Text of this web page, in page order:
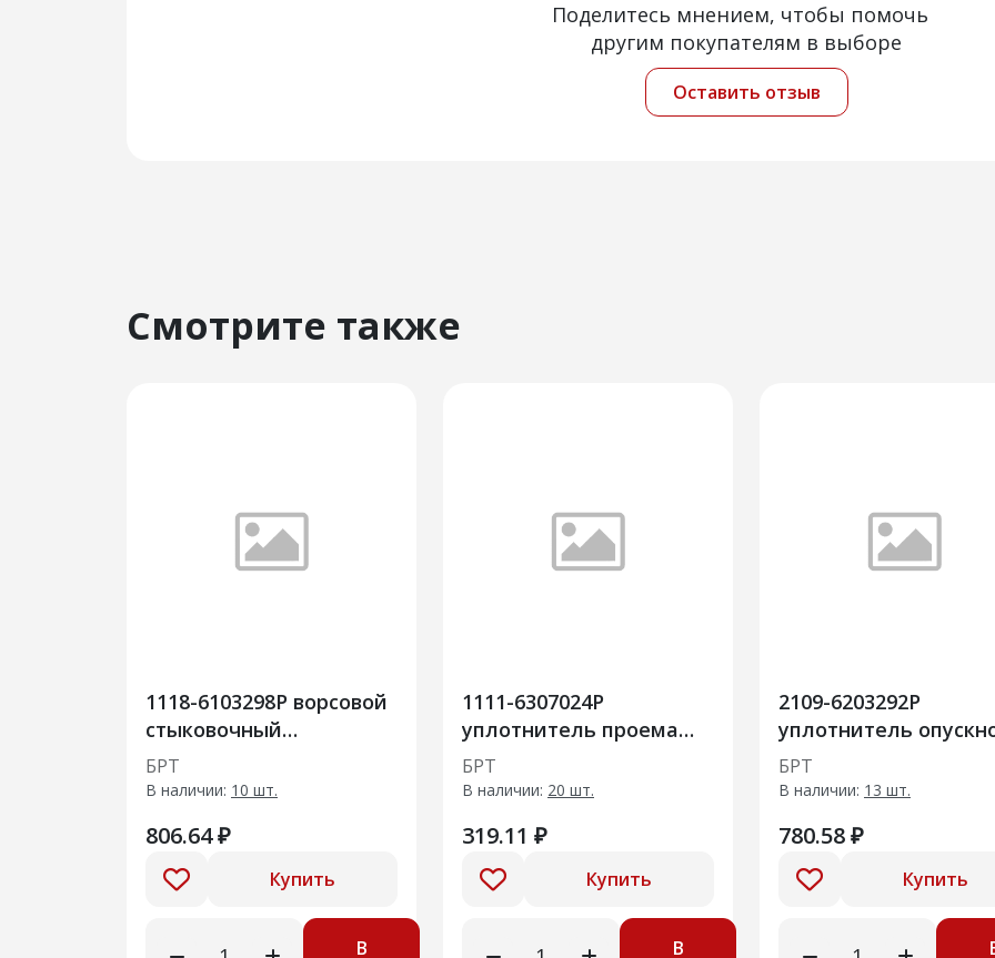
Поделитесь мнением, чтобы помочь
другим покупателям в выборе
Оставить отзыв
Смотрите также
1118-6103298Р ворсовой
стыковочный
уплотнитель
БРТ
В наличии: 10 шт.
806.64 ₽
Купить
В
1111-6307024Р
уплотнитель проема
двери задка
БРТ
В наличии: 20 шт.
319.11 ₽
Купить
В
2109-6203292Р
уплотнитель
стекла задней двери
вехний
БРТ
В наличии: 13 шт.
780.58 ₽
Купить